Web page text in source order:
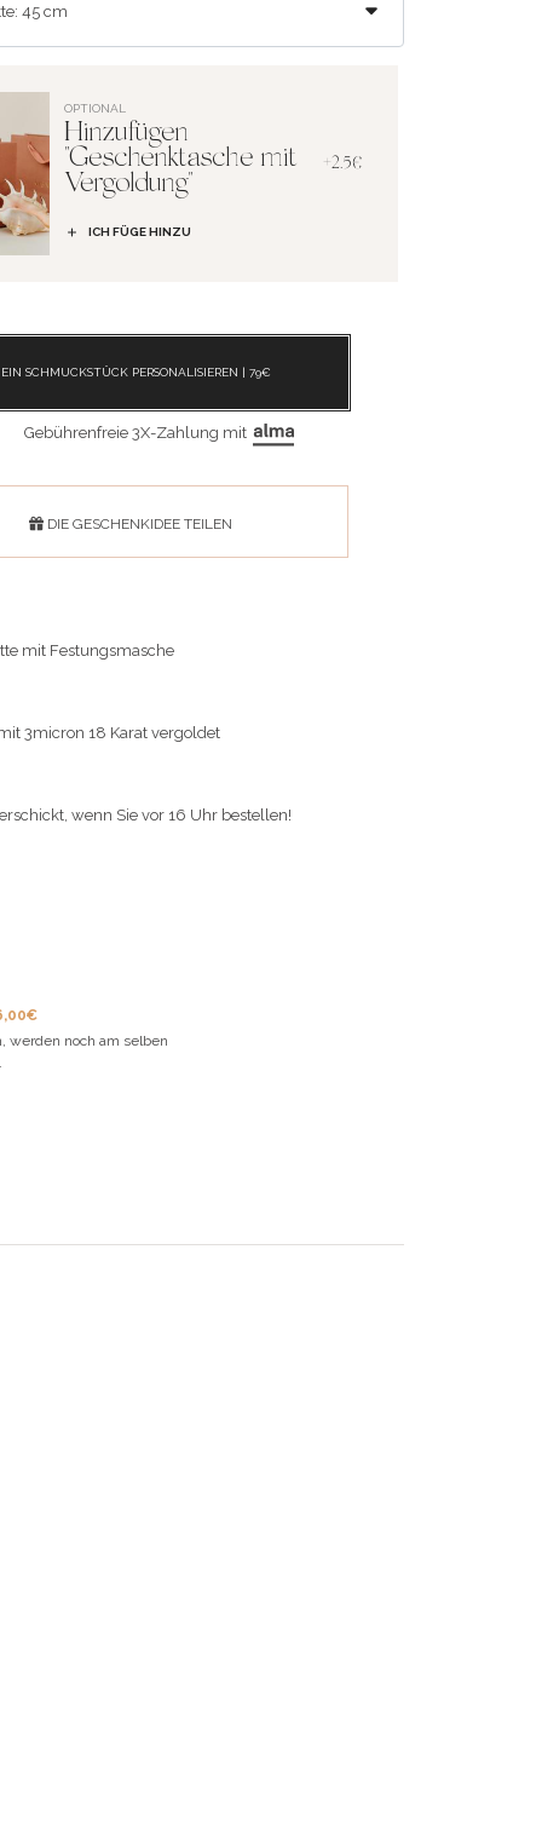
OPTIONAL
Hinzufügen
"Geschenktasche mit
Vergoldung"
+2.5€
ICH FÜGE HINZU
SCHMUCKSTÜCK PERSONALISIEREN |79€
Gebührenfreie 3X-Zahlung mit
DIE GESCHENKIDEE TEILEN
mit Festungsmasche
3micron 18 Karat vergoldet
wenn Sie vor 16 Uhr bestellen!
werden noch am selben